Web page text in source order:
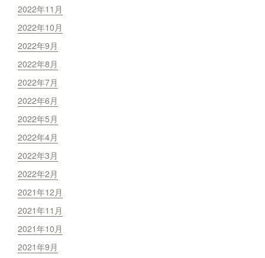
2022年11月
2022年10月
2022年9月
2022年8月
2022年7月
2022年6月
2022年5月
2022年4月
2022年3月
2022年2月
2021年12月
2021年11月
2021年10月
2021年9月